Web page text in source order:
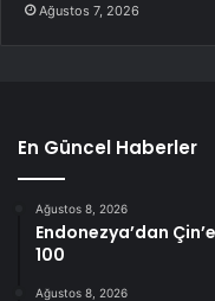
Ağustos 7, 2026
En Güncel Haberler
Ağustos 8, 2026
Endonezya’dan
100
Ağustos 8, 2026